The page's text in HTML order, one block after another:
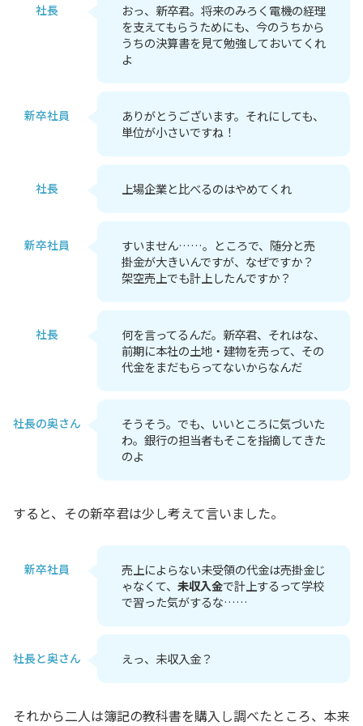
社長
おっ、新卒君。将来のみろく電機の経理
を支えてもらうためにも、今のうちから
うちの決算書を見て勉強しておいてくれ
よ
新卒社員
ありがとうございます。それにしても、
単位が小さいですね！
社長 上場企業と比べるのはやめてくれ
新卒社員
すいません……。ところで、随分と売
掛金が大きいんですが、なぜですか？
架空売上でも計上したんですか？
社長
何を言ってるんだ。新卒君、それはな、
前期に本社の土地・建物を売って、その
代金をまだもらってないからなんだ
社長の奥さん
そうそう。でも、いいところに気づいた
わ。銀行の担当者もそこを指摘してきた
のよ
すると、その新卒君は少し考えて言いました。
新卒社員
売上によらない未受領の代金は売掛金じ
ゃなくて、 未収入金で計上するって学校
で習った気がするな……
社長と奥さん えっ、未収入金？
それから二人は簿記の教科書を購入し調べたところ、本来